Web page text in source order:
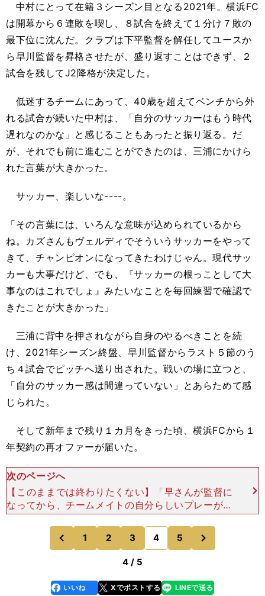
中村にとって在籍３シーズン目となる2021年。横浜FC
は開幕から６連敗を喫し、８試合を終えて１分け７敗の
最下位に沈んだ。クラブは下平監督を解任してユースか
ら早川監督を昇格させたが、盛り返すことはできず、２
試合を残してJ2降格が決定した。
低迷するチームにあって、40歳を超えてベンチから外
れる試合が続いた中村は、「自分のサッカーはもう時代
遅れなのかな」と感じることもあったと振り返る。だ
が、それでも前に進むことができたのは、三浦にかけら
れた言葉が大きかった。
サッカー、楽しいな----。
「その言葉には、いろんな意味が込められているから
ね。カズさんもヴェルディでそういうサッカーをやって
きて、チャンピオンになってきたわけじゃん。現代サッ
カーも大事だけど、でも、『サッカーの根っことして大
事なのはこれでしょ』みたいなことを毎回練習で確認で
きたことが大きかった」
三浦に背中を押されながら自身のやるべきことを続
け、2021年シーズン終盤、早川監督からラスト５節のう
ち４試合でピッチへ送り出された。戦いの場に立つと、
「自分のサッカー感は間違っていない」とあらためて感
じられた。
そして新年まで残り１カ月をきった頃、横浜FCから１
年契約の再オファーが届いた。
次のページへ
【このままでは終わりたくない】「早さんが監督に
なってから、チームメイトの自分らしいプレーが増
えていった。そうすると楽しいし、自分のプレーに
責任感も出てくる。チームとして"はめすぎない"こ
とで、サッカ
前
のページへ
1 2 3 4 5
のページへ
4 / 5
faceboo
k
いいね Xでポストする
line LINEで送る